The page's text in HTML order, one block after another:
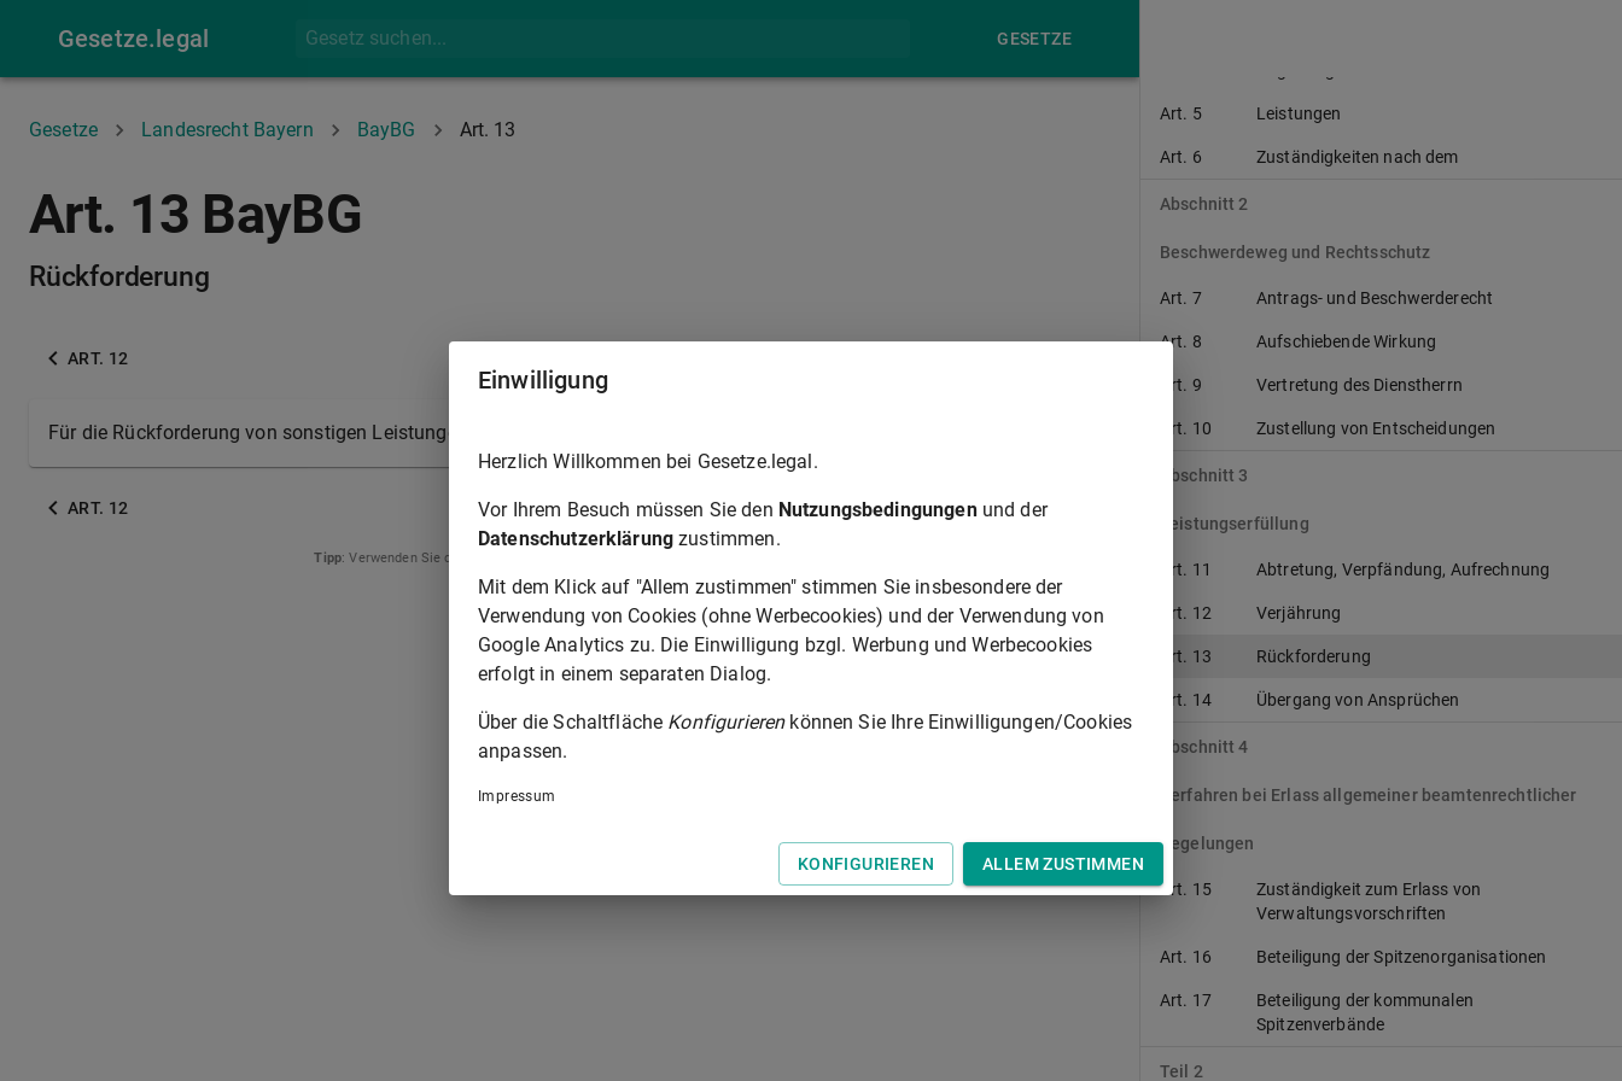
Gesetze.legal GESETZE
Gesetze Landesrecht Bayern BayBG Art. 13
Art. 13 BayBG
Rückforderung
ART. 12
Für die Rückforderung von sonstigen Leistungen (
ART. 12 ART. 14
Tipp: Verwenden Sie die Pfeiltasten der Tastatur zur Navigation zwischen Normen.
Art. 5 Leistungen
Art. 6 Zuständigkeiten nach dem
Abschnitt 2
Beschwerdeweg und Rechtsschutz
Art. 7 Antrags- und Beschwerderecht
Art. 8 Aufschiebende Wirkung
Art. 9 Vertretung des Dienstherrn
Art. 10 Zustellung von Entscheidungen
Abschnitt 3
Leistungserfüllung
Art. 11 Abtretung, Verpfändung, Aufrechnung
Art. 12 Verjährung
Art. 13 Rückforderung
Art. 14 Übergang von Ansprüchen
Abschnitt 4
Verfahren bei Erlass allgemeiner beamtenrechtlicher
Regelungen
Art. 15
Zuständigkeit zum Erlass von
Verwaltungsvorschriften
Art. 16 Beteiligung der Spitzenorganisationen
Art. 17
Beteiligung der kommunalen
Spitzenverbände
Teil 2
Einwilligung
Herzlich Willkommen bei Gesetze.legal.
Vor Ihrem Besuch müssen Sie den Nutzungsbedingungenund der
Datenschutzerklärung zustimmen.
Mit dem Klick auf "Allem zustimmen" stimmen Sie insbesondere der
Verwendung von Cookies (ohne Werbecookies) und der Verwendung von
Google Analytics zu. Die Einwilligung bzgl. Werbung und Werbecookies
erfolgt in einem separaten Dialog.
Über die Schaltfläche Konfigurierenkönnen Sie Ihre Einwilligungen/Cookies
anpassen.
Impressum
KONFIGURIEREN ALLEM ZUSTIMMEN